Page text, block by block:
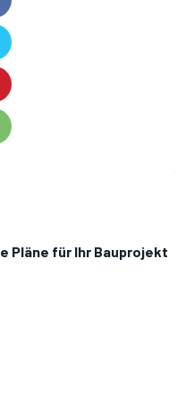
Pläne für Ihr Bauprojekt